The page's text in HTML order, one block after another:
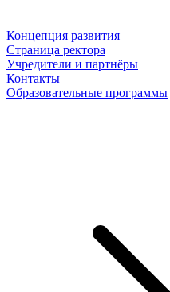
Концепция развития
Страница ректора
Учредители и партнёры
Контакты
Образовательные программы